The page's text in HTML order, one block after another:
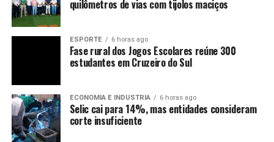
quilômetros de vias com tijolos maciços
ESPORTE 6 horas ago
Fase rural dos Jogos Escolares reúne 300
estudantes em Cruzeiro do Sul
ECONOMIA E INDUSTRIA 6 horas ago
Selic cai para 14%, mas entidades consideram
corte insuficiente